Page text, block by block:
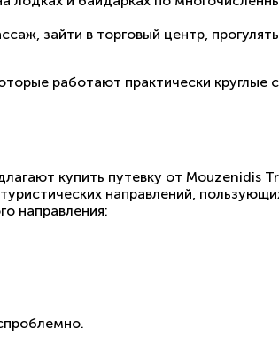
зайти в торговый центр,
работают практически круглые
купить путевку от Mouzenidis
направлений,
направления: